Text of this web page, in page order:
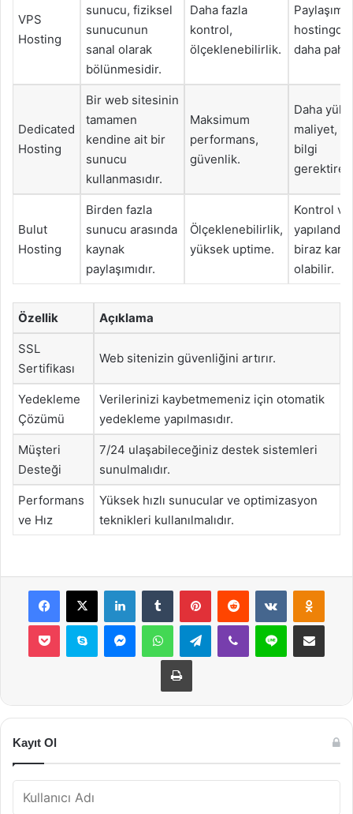
VPS
Hosting
sunucu, fiziksel
sunucunun
sanal olarak
bölünmesidir.
Daha fazla
kontrol,
ölçeklenebilirlik.
Paylaşımlı
daha
Dedicated
Hosting
Bir web sitesinin
tamamen
kendine ait bir
sunucu
kullanmasıdır.
Maksimum
performans,
güvenlik.
Daha
maliyet,
bilgi
Bulut
Hosting
Birden fazla
sunucu arasında
kaynak
paylaşımıdır.
Ölçeklenebilirlik,
yüksek uptime.
Kontrol ve
biraz
olabilir.
Özellik Açıklama
SSL
Sertifikası
Web sitenizin güvenliğini artırır.
Yedekleme
Çözümü
Verilerinizi kaybetmemeniz için otomatik
yedekleme yapılmasıdır.
Müşteri
Desteği
7/24 ulaşabileceğiniz destek sistemleri
sunulmalıdır.
Performans
ve Hız
Yüksek hızlı sunucular ve optimizasyon
teknikleri kullanılmalıdır.
Facebook
X LinkedInTumblr PinterestReddit VKontakte
Pocket Skype MessengerWhatsAppTelegramViber Line E-Posta ile
Yazdır
Kayıt Ol